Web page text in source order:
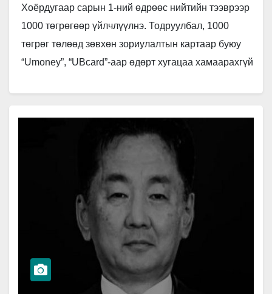
Хоёрдугаар сарын 1-ний өдрөөс нийтийн тээврээр
1000 төгрөгөөр үйлчлүүлнэ. Тодруулбал, 1000
төгрөг төлөөд зөвхөн зориулалтын картаар буюу
“Umoney”, “UBcard”-аар өдөрт хугацаа хамаарахгүй